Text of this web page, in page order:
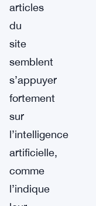
articles
du
site
semblent
s’appuyer
fortement
sur
l’intelligence
artificielle,
comme
l’indique